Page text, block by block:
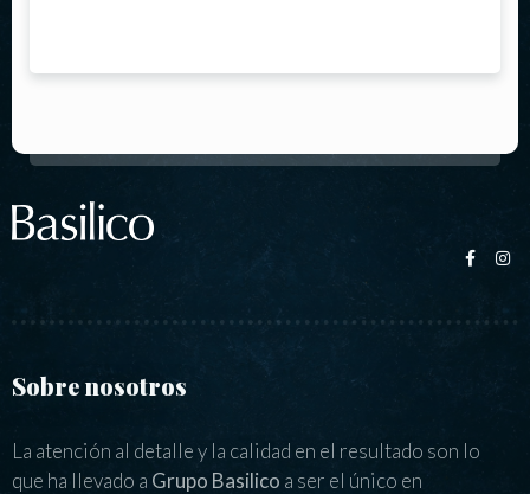
Sobre nosotros
La atención al detalle y la calidad en el resultado son lo
que ha llevado a Grupo Basilico a ser el único en